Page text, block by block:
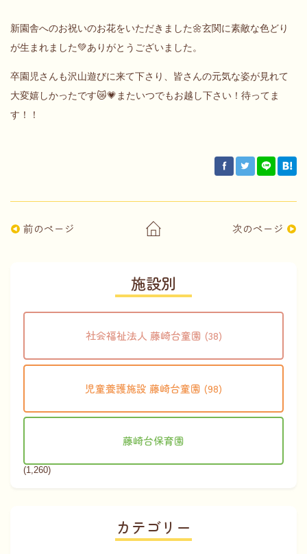
新園舎へのお祝いのお花をいただきました🌼玄関に素敵な色どり
が生まれました💚ありがとうございました。
卒園児さんも沢山遊びに来て下さり、皆さんの元気な姿が見れて
大変嬉しかったです😿💗またいつでもお越し下さい！待ってま
す！！
前のページ 次のページ
施設別
社会福祉法人 藤崎台童園 (38)
児童養護施設 藤崎台童園 (98)
藤崎台保育園
(1,260)
カテゴリー